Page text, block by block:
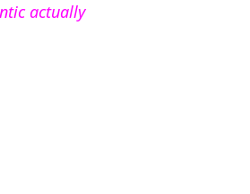
actually